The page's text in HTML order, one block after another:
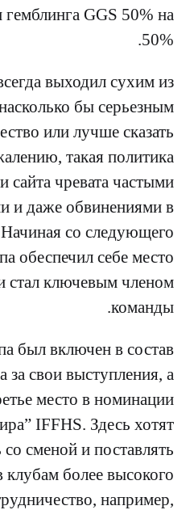
GGS 50% на
50%.
выходил сухим из
бы серьезным
или лучше сказать
такая политика
сайта чревата частыми
и даже обвинениями в
со следующего
обеспечил себе место
стал ключевым членом
команды.
был включен в состав
за свои выступления, а
место в номинации
IFFHS. Здесь хотят
со сменой и поставлять
более высокого
например,